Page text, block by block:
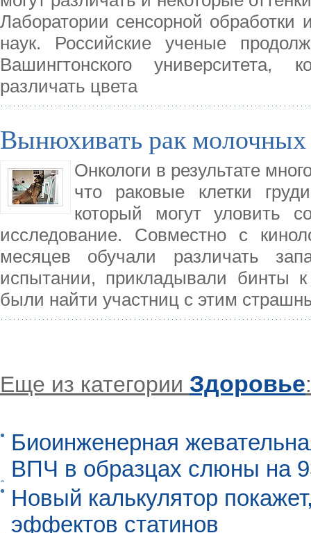
Лаборатории сенсорной
наук. Российские ученые
Вашингтонского университета,
различать цвета
Вынюхивать рак молочных
Онкологи в результате
что раковые клетки
который могут уловить
исследование. Совместно с
месяцев обучали различать
испытании, прикладывали бинты
были найти участниц с этим
Еще из категории Здоровье:
Биоинженерная
ВПЧ в образцах слюны на
Новый калькулятор
эффектов статинов